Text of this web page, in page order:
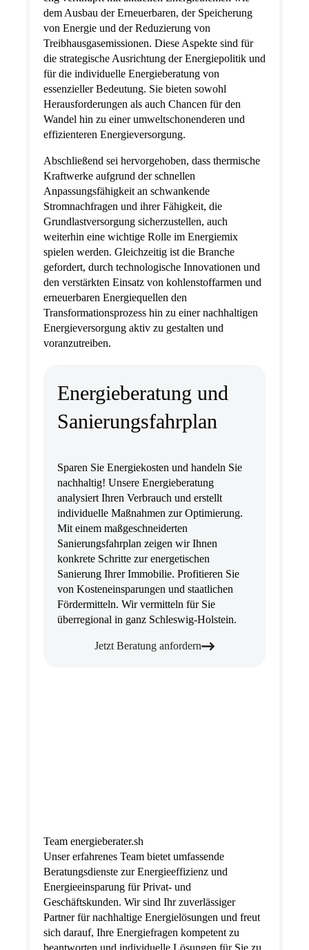
dem Ausbau der Erneuerbaren, der Speicherung
von Energie und der Reduzierung von
Treibhausgasemissionen. Diese Aspekte sind für
die strategische Ausrichtung der Energiepolitik und
für die individuelle Energieberatung von
essenzieller Bedeutung. Sie bieten sowohl
Herausforderungen als auch Chancen für den
Wandel hin zu einer umweltschonenderen und
effizienteren Energieversorgung.
Abschließend sei hervorgehoben, dass thermische
Kraftwerke aufgrund der schnellen
Anpassungsfähigkeit an schwankende
Stromnachfragen und ihrer Fähigkeit, die
Grundlastversorgung sicherzustellen, auch
weiterhin eine wichtige Rolle im Energiemix
spielen werden. Gleichzeitig ist die Branche
gefordert, durch technologische Innovationen und
den verstärkten Einsatz von kohlenstoffarmen und
erneuerbaren Energiequellen den
Transformationsprozess hin zu einer nachhaltigen
Energieversorgung aktiv zu gestalten und
voranzutreiben.
Energieberatung und
Sanierungsfahrplan
Sparen Sie Energiekosten und handeln Sie
nachhaltig! Unsere Energieberatung
analysiert Ihren Verbrauch und erstellt
individuelle Maßnahmen zur Optimierung.
Mit einem maßgeschneiderten
Sanierungsfahrplan zeigen wir Ihnen
konkrete Schritte zur energetischen
Sanierung Ihrer Immobilie. Profitieren Sie
von Kosteneinsparungen und staatlichen
Fördermitteln. Wir vermitteln für Sie
überregional in ganz Schleswig-Holstein.
Jetzt Beratung anfordern
Team energieberater.sh
Unser erfahrenes Team bietet umfassende
Beratungsdienste zur Energieeffizienz und
Energieeinsparung für Privat- und
Geschäftskunden. Wir sind Ihr zuverlässiger
Partner für nachhaltige Energielösungen und freut
sich darauf, Ihre Energiefragen kompetent zu
beantworten und individuelle Lösungen für Sie zu